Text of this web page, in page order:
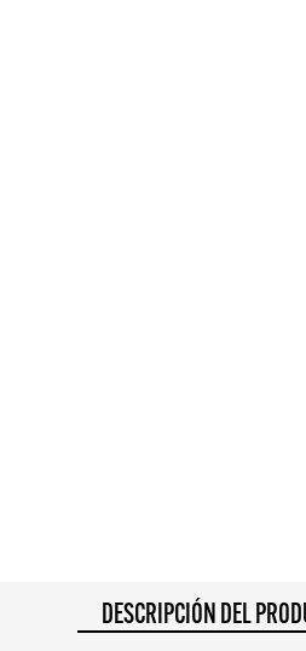
DESCRIPCIÓN DEL